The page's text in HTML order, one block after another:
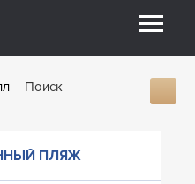
Поиск
ПЛЯЖ